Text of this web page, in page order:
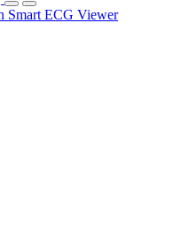
Smart ECG Viewer